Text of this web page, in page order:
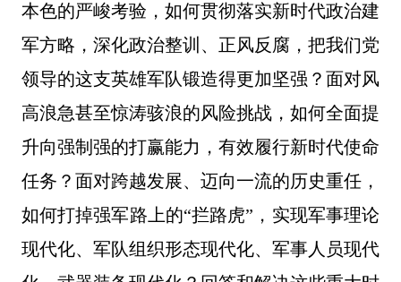
本色的严峻考验，如何贯彻落实新时代政治建
军方略，深化政治整训、正风反腐，把我们党
领导的这支英雄军队锻造得更加坚强？面对风
高浪急甚至惊涛骇浪的风险挑战，如何全面提
升向强制强的打赢能力，有效履行新时代使命
任务？面对跨越发展、迈向一流的历史重任，
如何打掉强军路上的“拦路虎”，实现军事理论
现代化、军队组织形态现代化、军事人员现代